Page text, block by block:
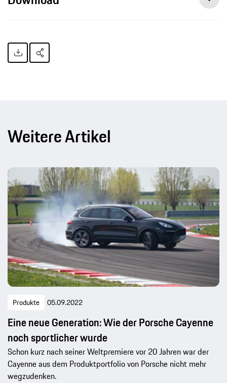
Weitere Artikel
Produkte 05.09.2022
Eine neue Generation: Wie der Porsche Cayenne
noch sportlicher wurde
Schon kurz nach seiner Weltpremiere vor 20 Jahren war der
Cayenne aus dem Produktportfolio von Porsche nicht mehr
wegzudenken.